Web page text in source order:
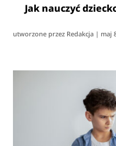
Jak nauczyć
utworzone przez Redakcja | maj